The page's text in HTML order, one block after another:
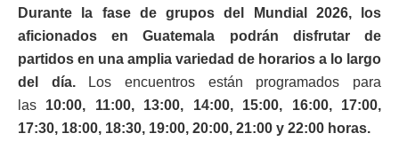
Durante la fase de grupos del Mundial 2026, los
aficionados en Guatemala podrán disfrutar de
partidos en una amplia variedad de horarios a lo largo
del día.Los encuentros están programados para
las 10:00, 11:00, 13:00, 14:00, 15:00, 16:00, 17:00,
17:30, 18:00, 18:30, 19:00, 20:00, 21:00 y 22:00 horas.